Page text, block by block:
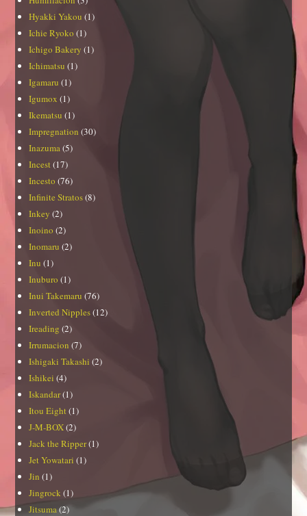
Hyakki Yakou (1)
Ichie Ryoko (1)
Ichigo Bakery (1)
Ichimatsu (1)
Igamaru (1)
Igumox (1)
Ikematsu (1)
Impregnation (30)
Inazuma(5)
Incest (17)
Incesto (76)
Infinite Stratos(8)
Inkey (2)
Inoino (2)
Inomaru (2)
Inu (1)
Inuburo (1)
Inui Takemaru (76)
Inverted Nipples(12)
Ireading (2)
Irrumacion (7)
Ishigaki Takashi (2)
Ishikei (4)
Iskandar(1)
Itou Eight (1)
J-M-BOX(2)
Jack the Ripper(1)
Jet Yowatari (1)
Jin (1)
Jingrock (1)
Jitsuma(2)